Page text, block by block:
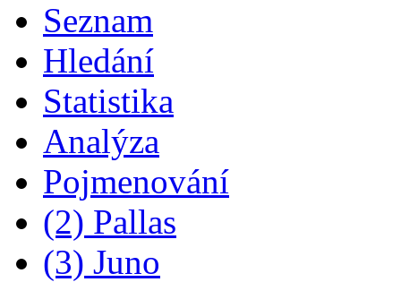
Seznam
Hledání
Statistika
Analýza
Pojmenování
(2) Pallas
(3) Juno